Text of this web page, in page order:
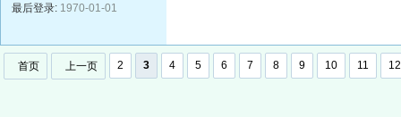
最后登录: 1970-01-01
首页 上一页 2 3 4 5 6 7 8 9 10 11 12